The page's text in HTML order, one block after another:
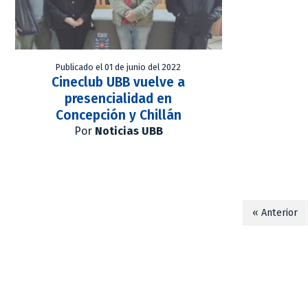
Publicado el 01 de junio del 2022
Cineclub UBB vuelve a
presencialidad en
Concepción y Chillán
Por Noticias UBB
« Anterior